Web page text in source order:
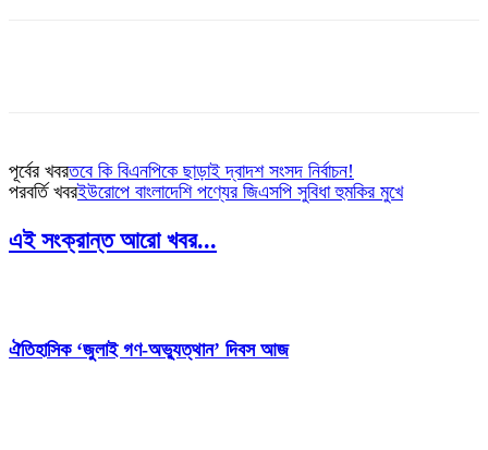
পূর্বের খবরতবে কি বিএনপিকে ছাড়াই দ্বাদশ সংসদ নির্বাচন!
পরবর্তি খবরইউরোপে বাংলাদেশি পণ্যের জিএসপি সুবিধা হুমকির মুখে
এই সংক্রান্ত আরো খবর...
ঐতিহাসিক ‘জুলাই গণ-অভ্যুত্থান’ দিবস আজ